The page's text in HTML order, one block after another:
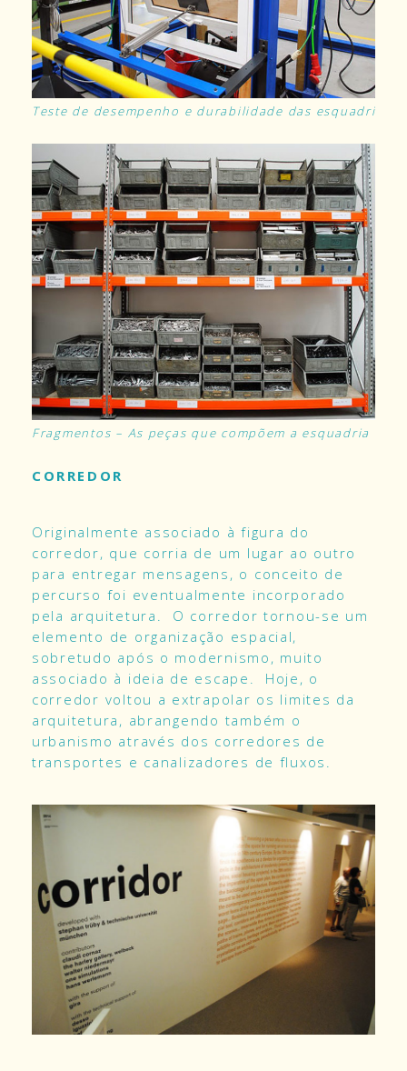
Teste de desempenho e durabilidade das esquadrias
Fragmentos – As peças que compõem a esquadria
CORREDOR
Originalmente associado à figura do
corredor, que corria de um lugar ao outro
para entregar mensagens, o conceito de
percurso foi eventualmente incorporado
pela arquitetura. O corredor tornou-se um
elemento de organização espacial,
sobretudo após o modernismo, muito
associado à ideia de escape. Hoje, o
corredor voltou a extrapolar os limites da
arquitetura, abrangendo também o
urbanismo através dos corredores de
transportes e canalizadores de fluxos.